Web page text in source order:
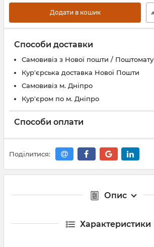
Додати в кошик
Способи доставки
Самовивіз з Нової пошти / Поштомату
Кур'єрська доставка Нової Пошти
Самовивіз м. Дніпро
Кур'єром по м. Дніпро
Способи оплати
Поділитися:
Опис
Характеристики